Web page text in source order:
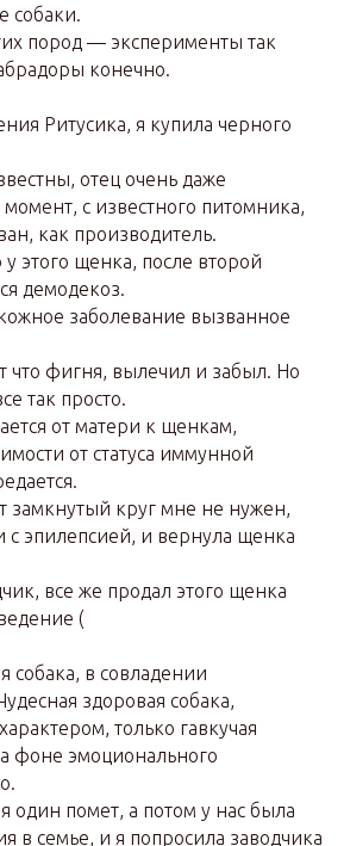
собаки.
пород — эксперименты так
конечно.
Ритусика, я купила черного
отец очень даже
с известного питомника,
как производитель.
этого щенка, после второй
демодекоз.
заболевание вызванное
что фигня, вылечил и забыл. Но
так просто.
от матери к щенкам,
от статуса иммунной
замкнутый круг мне не нужен,
с эпилепсией, и вернула щенка
все же продал этого щенка
(
собака, в совладении
здоровая собака,
только гавкучая
фоне эмоционального
один помет, а потом у нас была
в семье, и я попросила заводчика